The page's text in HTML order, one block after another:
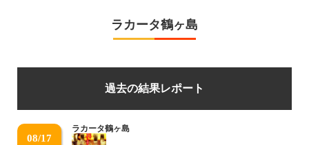
ラカータ鶴ヶ島
過去の結果レポート
08/17
ラカータ鶴ヶ島